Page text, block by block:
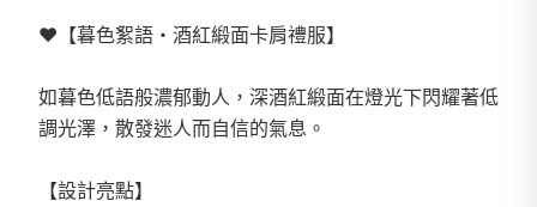
❤️【暮色絮語・酒紅緞面卡肩禮服】
如暮色低語般濃郁動人，深酒紅緞面在燈光下閃耀著低
調光澤，散發迷人而自信的氣息。
【設計亮點】